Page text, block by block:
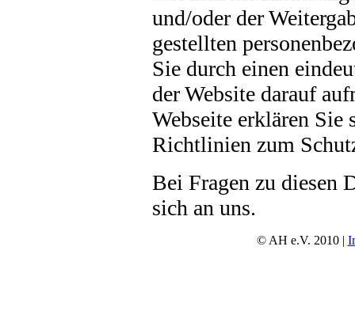
und/oder der
gestellten
Sie durch einen
der Website darauf
Webseite erklären Sie
Richtlinien zum
Bei Fragen zu diesen
sich an uns.
© AH e.V. 2010 |